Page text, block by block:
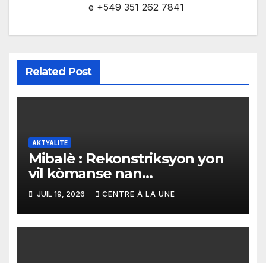
e +549 351 262 7841
Related Post
AKTYALITE
Mibalè : Rekonstriksyon yon
vil kòmanse nan
rekonstriksyon lespri moun
yo
JUIL 19, 2026 CENTRE À LA UNE